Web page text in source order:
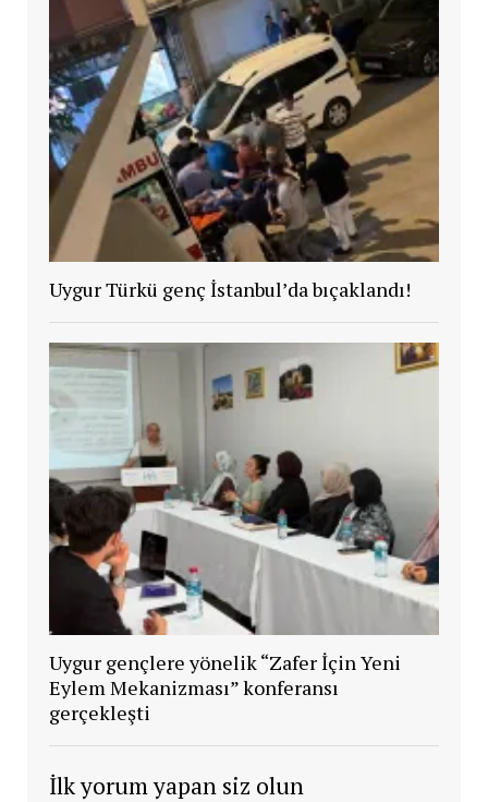
Uygur Türkü genç İstanbul’da bıçaklandı!
Uygur gençlere yönelik “Zafer İçin Yeni
Eylem Mekanizması” konferansı
gerçekleşti
İlk yorum yapan siz olun